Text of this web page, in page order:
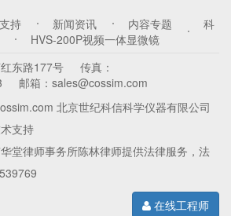
嵌机 冷镶嵌机 镶嵌机
多功能一体机
磨平机
刑侦显微镜
粒径统计分析显微镜
三目金相显微镜
持 新闻资讯 内容专题
科
HVS-200P视频一体显微镜
东路177号
传真：
邮箱： sales@cossim.com
北京世纪科信科学仪器有限公司
支持
堂律师事务所陈林律师提供法律服务，法
在线工程师